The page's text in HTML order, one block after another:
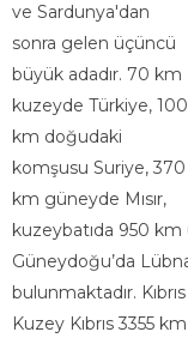
ve Sardunya'dan
sonra gelen üçüncü
büyük adadır. 70 km
kuzeyde Türkiye, 100
km doğudaki
komşusu Suriye, 370
km güneyde Mısır,
kuzeybatıda 950
Güneydoğu’da
bulunmaktadır.
Kuzey Kıbrıs 3355